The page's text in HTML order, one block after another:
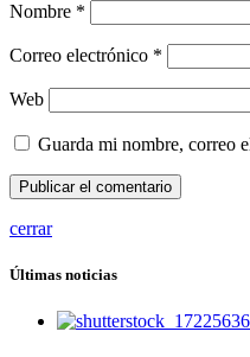
Nombre *
Correo electrónico *
Web
Guarda mi nombre, correo
cerrar
Últimas noticias